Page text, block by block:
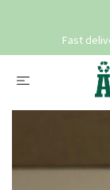
Fast